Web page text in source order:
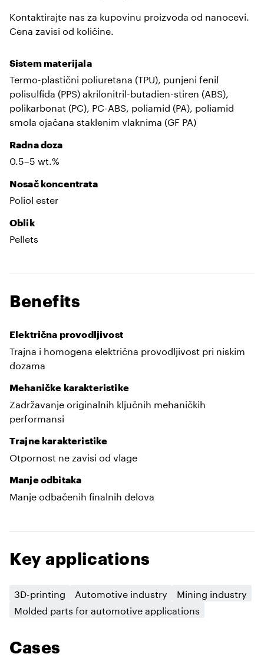
Kontaktirajte nas za kupovinu proizvoda od nanocevi.
Cena zavisi od količine.
Sistem materijala
Termo-plastični poliuretana (TPU), punjeni fenil
polisulfida (PPS) akrilonitril-butadien-stiren (ABS),
polikarbonat (PC), PC-ABS, poliamid (PA), poliamid
smola ojačana staklenim vlaknima (GF PA)
Radna doza
0.5–5 wt.%
Nosač koncentrata
Poliol ester
Oblik
Pellets
Benefits
Električna provodljivost
Trajna i homogena električna provodljivost pri niskim
dozama
Mehaničke karakteristike
Zadržavanje originalnih ključnih mehaničkih
performansi
Trajne karakteristike
Otpornost ne zavisi od vlage
Manje odbitaka
Manje odbačenih finalnih delova
Key applications
3D-printing Automotive industry
Mining industry
Molded parts for automotive applications
Cases